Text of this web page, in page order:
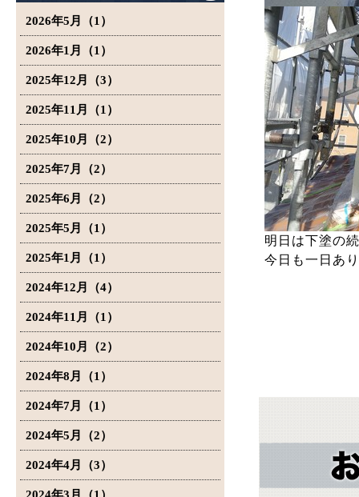
2026年5月（1）
2026年1月（1）
2025年12月（3）
2025年11月（1）
2025年10月（2）
2025年7月（2）
2025年6月（2）
2025年5月（1）
2025年1月（1）
2024年12月（4）
2024年11月（1）
2024年10月（2）
2024年8月（1）
2024年7月（1）
2024年5月（2）
2024年4月（3）
明日は下塗の
今日も一日あ